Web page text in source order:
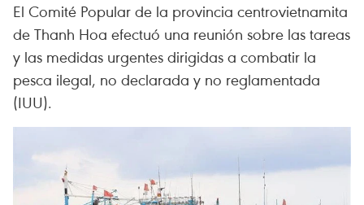
El Comité Popular de la provincia centrovietnamita
de Thanh Hoa efectuó una reunión sobre las tareas
y las medidas urgentes dirigidas a combatir la
pesca ilegal, no declarada y no reglamentada
(IUU).